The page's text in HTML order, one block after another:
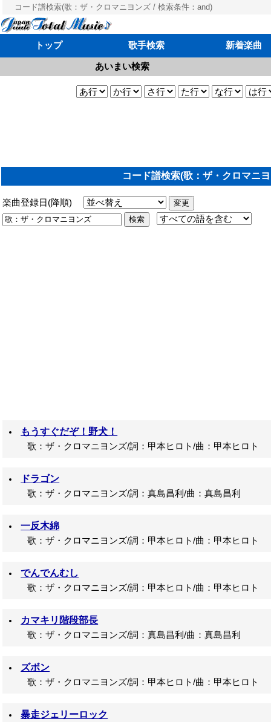
コード譜検索(歌：ザ・クロマニヨンズ / 検索条件：and)
トップ 歌手検索 新着楽曲
あいまい検索
コード譜検索(歌：ザ・クロマニ
楽曲登録日(降順)
もうすぐだぞ！野犬！
歌：ザ・クロマニヨンズ/詞：甲本ヒロト/曲：甲本ヒロト
ドラゴン
歌：ザ・クロマニヨンズ/詞：真島昌利/曲：真島昌利
一反木綿
歌：ザ・クロマニヨンズ/詞：甲本ヒロト/曲：甲本ヒロト
でんでんむし
歌：ザ・クロマニヨンズ/詞：甲本ヒロト/曲：甲本ヒロト
カマキリ階段部長
歌：ザ・クロマニヨンズ/詞：真島昌利/曲：真島昌利
ズボン
歌：ザ・クロマニヨンズ/詞：甲本ヒロト/曲：甲本ヒロト
暴走ジェリーロック